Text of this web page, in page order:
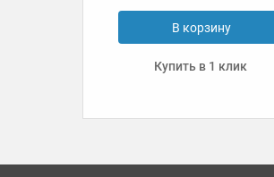
В корзину
Купить в 1 клик